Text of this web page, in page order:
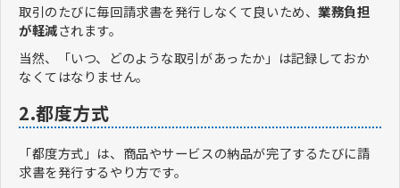
取引のたびに毎回請求書を発行しなくて良いため、業務負担
が軽減されます。
当然、「いつ、どのような取引があったか」は記録しておか
なくてはなりません。
2.都度方式
「都度方式」は、商品やサービスの納品が完了するたびに請
求書を発行するやり方です。